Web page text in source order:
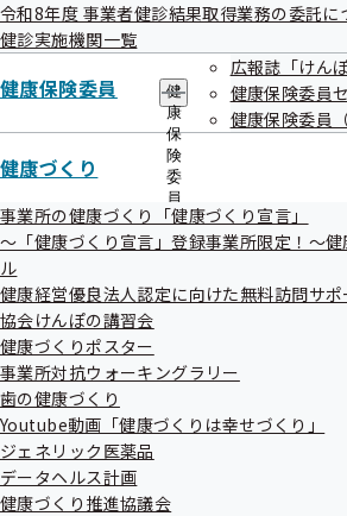
令和8年度 事業者健診結果取得業務の委託に
健診実施機関一覧
健康保険委員
健
康
保
険
委
員
の
サ
メ
ニ
広報誌「けん
健康保険委員
健康保険委員
健康づくり
事業所の健康づくり「健康づくり宣言」
～「健康づくり宣言」登録事業所限定！～
ル
健康経営優良法人認定に向けた無料訪問サポ
協会けんぽの講習会
健康づくりポスター
事業所対抗ウォーキングラリー
歯の健康づくり
Youtube動画「健康づくりは幸せづくり」
ジェネリック医薬品
データヘルス計画
健康づくり推進協議会
令和7年度 第2回福井支部評
たします
標記について、次のとおり開催するこ
知らせいたします。
日時
令和７年10月22日（水）10時～
場所
全国健康保険協会福井支部 会議室
福井市大手3-7-1 福井県繊協ビル9F